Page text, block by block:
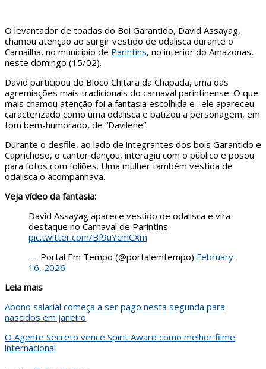
O levantador de toadas do Boi Garantido, David Assayag,
chamou atenção ao surgir vestido de odalisca durante o
Carnailha, no município de Parintins, no interior do Amazonas,
neste domingo (15/02).
David participou do Bloco Chitara da Chapada, uma das
agremiações mais tradicionais do carnaval parintinense. O que
mais chamou atenção foi a fantasia escolhida e : ele apareceu
caracterizado como uma odalisca e batizou a personagem, em
tom bem-humorado, de “Davilene”.
Durante o desfile, ao lado de integrantes dos bois Garantido e
Caprichoso, o cantor dançou, interagiu com o público e posou
para fotos com foliões. Uma mulher também vestida de
odalisca o acompanhava.
Veja vídeo da fantasia:
David Assayag aparece vestido de odalisca e vira
destaque no Carnaval de Parintins
pic.twitter.com/Bf9uYcmCXm
— Portal Em Tempo (@portalemtempo) February
16, 2026
Leia mais
Abono salarial começa a ser pago nesta segunda para
nascidos em janeiro
O Agente Secreto vence Spirit Award como melhor filme
internacional